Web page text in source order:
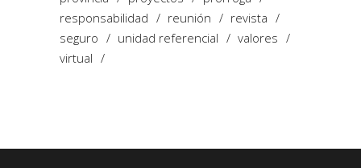
responsabilidad
reunión
revista
seguro
unidad referencial
valores
virtual